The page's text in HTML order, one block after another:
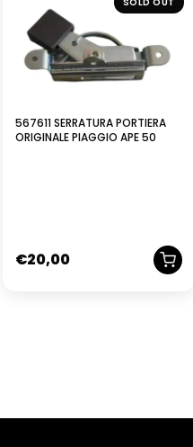
567611 SERRATURA PORTIERA
ORIGINALE PIAGGIO APE 50
€20,00